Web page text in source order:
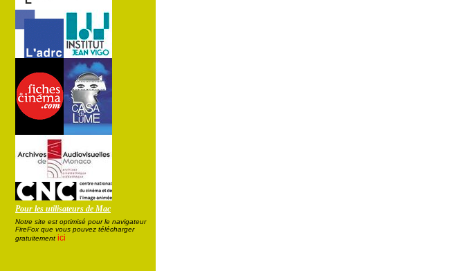
Pour les utilisateurs de Mac
Notre site est optimisé pour le navigateur
FireFox que vous pouvez télécharger
gratuitement ici